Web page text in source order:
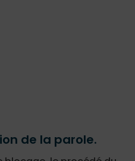
de la parole.